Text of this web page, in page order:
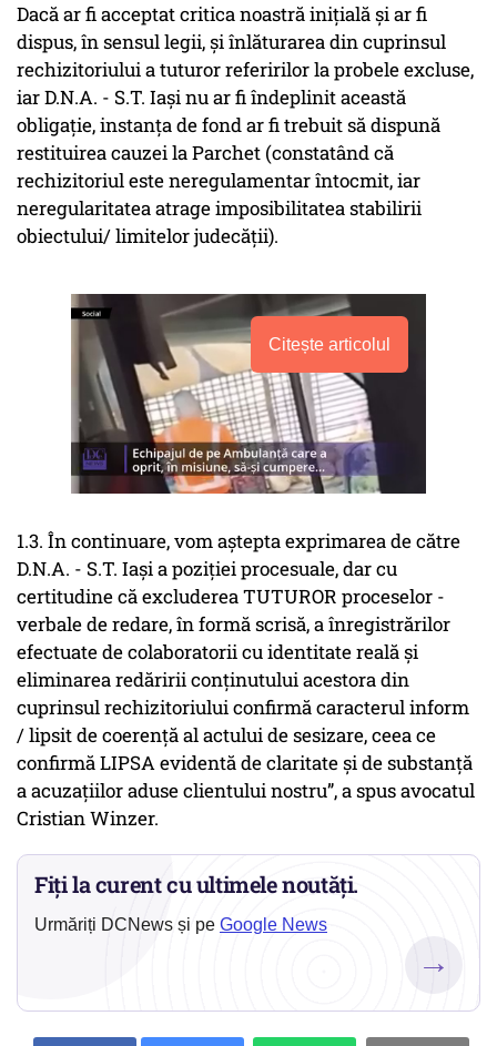
Dacă ar fi acceptat critica noastră inițială și ar fi
dispus, în sensul legii, și înlăturarea din cuprinsul
rechizitoriului a tuturor referirilor la probele excluse,
iar D.N.A. - S.T. Iași nu ar fi îndeplinit această
obligație, instanța de fond ar fi trebuit să dispună
restituirea cauzei la Parchet (constatând că
rechizitoriul este neregulamentar întocmit, iar
neregularitatea atrage imposibilitatea stabilirii
obiectului/ limitelor judecății).
Citește articolul
1.3. În continuare, vom aștepta exprimarea de către
D.N.A. - S.T. Iași a poziției procesuale, dar cu
certitudine că excluderea TUTUROR proceselor -
verbale de redare, în formă scrisă, a înregistrărilor
efectuate de colaboratorii cu identitate reală și
eliminarea redăririi conținutului acestora din
cuprinsul rechizitoriului confirmă caracterul inform
/ lipsit de coerență al actului de sesizare, ceea ce
confirmă LIPSA evidentă de claritate și de substanță
a acuzațiilor aduse clientului nostru”, a spus avocatul
Cristian Winzer.
Fiți la curent cu ultimele noutăți.
Urmăriți DCNews și pe Google News
→